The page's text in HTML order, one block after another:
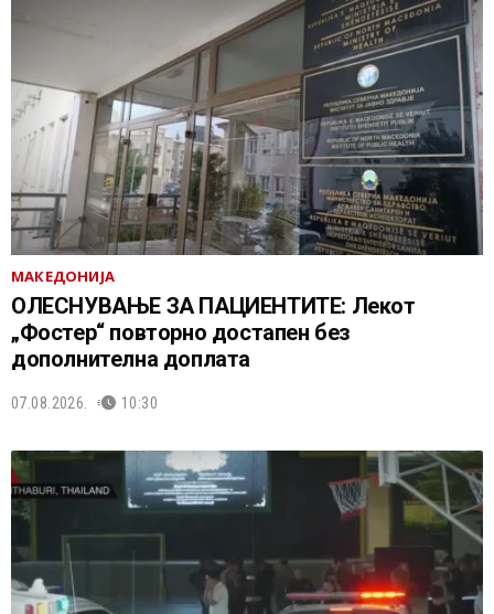
МАКЕДОНИЈА
ОЛЕСНУВАЊЕ ЗА ПАЦИЕНТИТЕ: Лекот
„Фостер“ повторно достапен без
дополнителна доплата
07.08.2026. 10:30